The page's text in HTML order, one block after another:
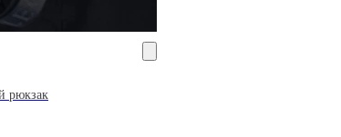
рюкзак